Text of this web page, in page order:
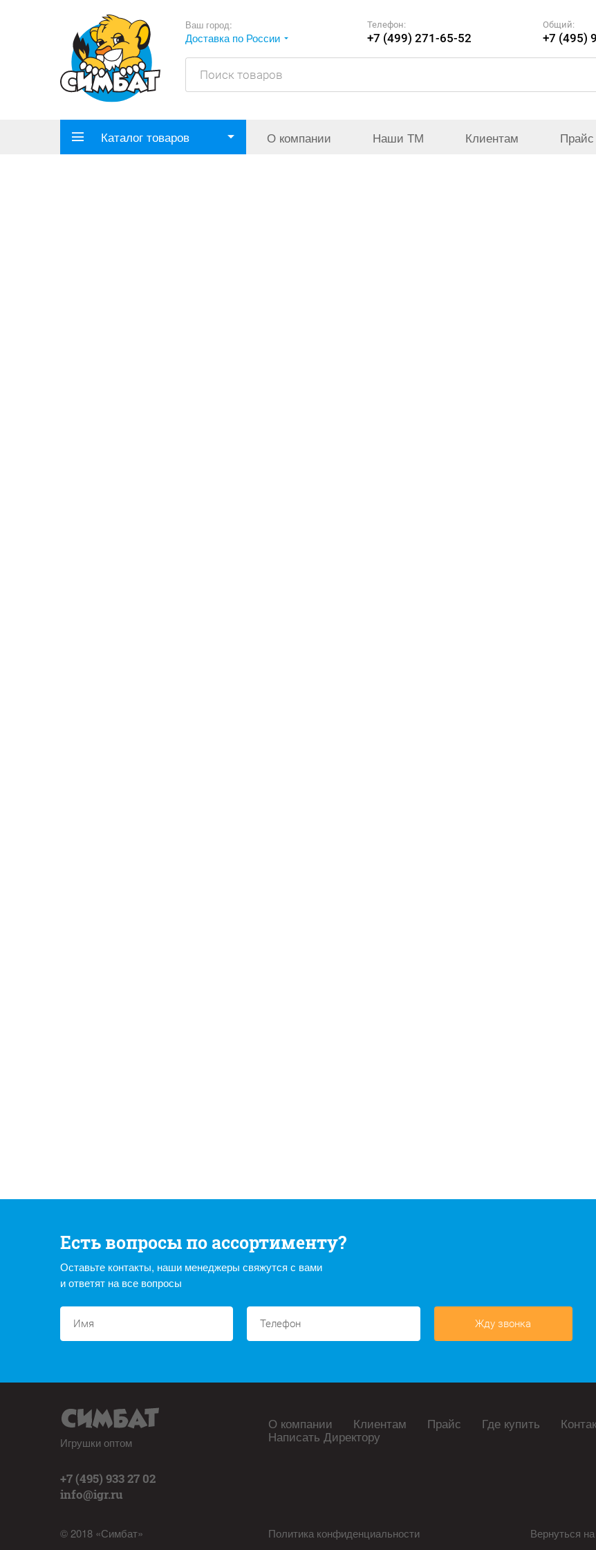
Ваш город:
Доставка по России
Телефон:
+7 (499) 271-65-52
Общий:
+7 (495)
Каталог товаров О компании Наши ТМ Клиентам Прайс
Есть вопросы по ассортименту?
Оставьте контакты, наши менеджеры свяжутся с вами
и ответят на все вопросы
Жду звонка
Игрушки оптом
+7 (495) 933 27 02
info@igr.ru
© 2018 «Симбат»
О компании Клиентам Прайс Где купить
Написать Директору
Политика конфиденциальности Вернуться